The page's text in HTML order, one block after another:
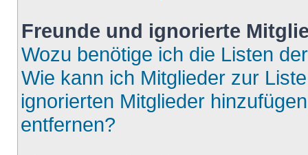
Freunde und ignorierte
Wozu benötige ich die Listen
Wie kann ich Mitglieder zur
ignorierten Mitglieder
entfernen?